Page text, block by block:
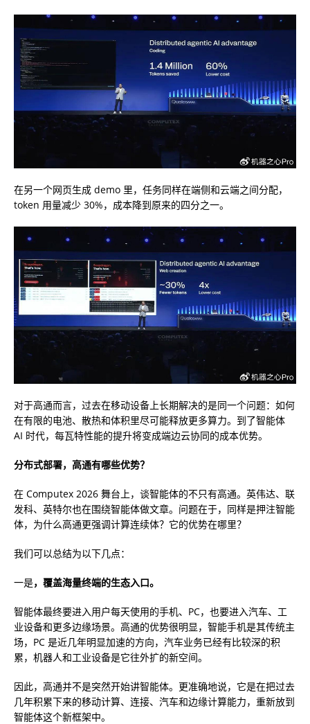
在另一个网页生成 demo 里，任务同样在端侧和云端之间分配，
token 用量减少 30%，成本降到原来的四分之一。
对于高通而言，过去在移动设备上长期解决的是同一个问题：如何
在有限的电池、散热和体积里尽可能释放更多算力。到了智能体
AI 时代，每瓦特性能的提升将变成端边云协同的成本优势。
分布式部署，高通有哪些优势？
在 Computex 2026 舞台上，谈智能体的不只有高通。英伟达、联
发科、英特尔也在围绕智能体做文章。问题在于，同样是押注智能
体，为什么高通更强调计算连续体？它的优势在哪里？
我们可以总结为以下几点：
一是， 覆盖海量终端的生态入口。
智能体最终要进入用户每天使用的手机、PC，也要进入汽车、工
业设备和更多边缘场景。高通的优势很明显，智能手机是其传统主
场，PC 是近几年明显加速的方向，汽车业务已经有比较深的积
累，机器人和工业设备是它往外扩的新空间。
因此，高通并不是突然开始讲智能体。更准确地说，它是在把过去
几年积累下来的移动计算、连接、汽车和边缘计算能力，重新放到
智能体这个新框架中。